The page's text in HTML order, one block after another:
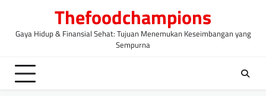
content
Thefoodchampions
Gaya Hidup & Finansial Sehat: Tujuan Menemukan Keseimbangan yang
Sempurna